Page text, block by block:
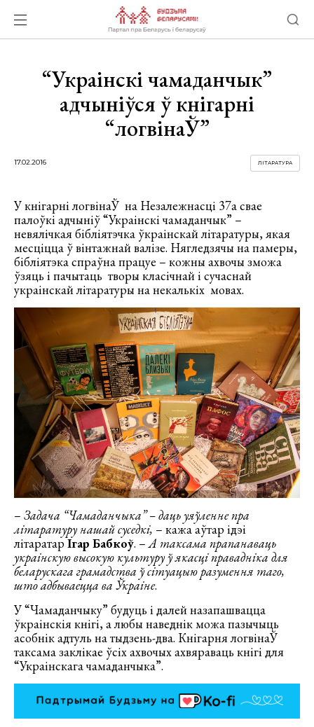
“Украінскі чамаданчык”
адчыніўся ў кнігарні
“логвінаЎ”
17.02.2016 ЛІТАРАТУРА
У кнігарні логвінаЎ на Незалежнасці 37а свае
палоўкі адчыніў “Украінскі чамаданчык” –
невялічкая бібліятэчка ўкраінскай літаратуры, якая
месціцца ў вінтажнай валізе. Нягледзячы на памеры,
бібліятэка спраўна працуе – кожны ахвочы зможа
ўзяць і пачытаць творы класічнай і сучаснай
украінскай літаратуры на некалькіх мовах.
– Задача “Чамаданчыка” – даць уяўленне пра
літаратуру нашай суседкі, – кажа аўтар ідэі
літаратарІгар Бабкоў. –А таксама прапанаваць
украінскую высокую культуру ў якасці правадніка для
беларускага грамадства ў сітуацыю разумення таго,
што адбываецца ва Ўкраіне.
У “Чамаданчыку” будуць і далей назапашвацца
ўкраінскія кнігі, а любы наведнік можа пазычыць
асобнік адтуль на тыдзень-два. Кнігарня логвінаЎ
таксама заклікае ўсіх ахвочых ахвяраваць кнігі для
“Украінскага чамаданчыка”.